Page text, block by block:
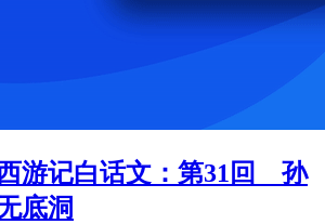
游记白话文：第31回 孙
底洞